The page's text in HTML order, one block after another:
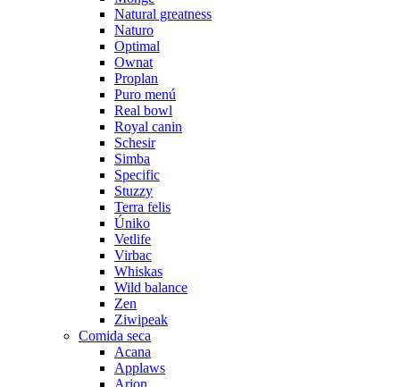
Natural greatness
Naturo
Optimal
Ownat
Proplan
Puro menú
Real bowl
Royal canin
Schesir
Simba
Specific
Stuzzy
Terra felis
Úniko
Vetlife
Virbac
Whiskas
Wild balance
Zen
Ziwipeak
Comida seca
Acana
Applaws
Arion